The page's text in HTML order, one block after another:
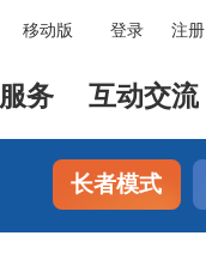
移动版 登录 注册
务 互动交流
长者模式